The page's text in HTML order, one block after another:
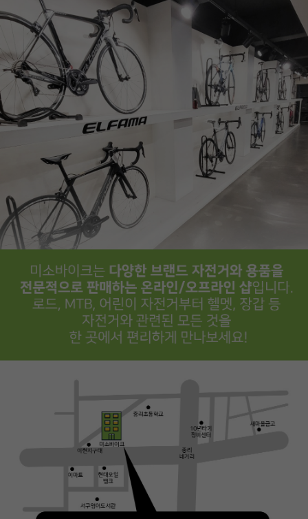
페이코 ID로